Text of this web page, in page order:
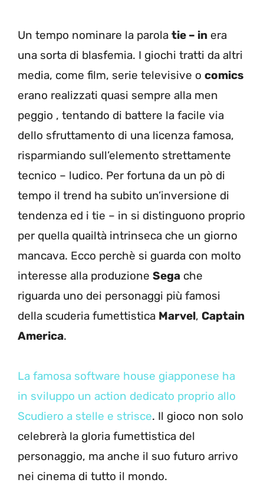
Un tempo nominare la parola tie – in era
una sorta di blasfemia. I giochi tratti da altri
media, come film, serie televisive o comics
erano realizzati quasi sempre alla men
peggio , tentando di battere la facile via
dello sfruttamento di una licenza famosa,
risparmiando sull’elemento strettamente
tecnico – ludico. Per fortuna da un pò di
tempo il trend ha subito un’inversione di
tendenza ed i tie – in si distinguono proprio
per quella quailtà intrinseca che un giorno
mancava. Ecco perchè si guarda con molto
interesse alla produzione Sega che
riguarda uno dei personaggi più famosi
della scuderia fumettistica Marvel, Captain
America.
La famosa software house giapponese ha
in sviluppo un action dedicato proprio allo
Scudiero a stelle e strisce. Il gioco non solo
celebrerà la gloria fumettistica del
personaggio, ma anche il suo futuro arrivo
nei cinema di tutto il mondo.